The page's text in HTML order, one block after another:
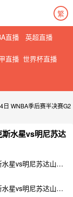
繁
直播 英超直播
直播 世界杯直播
日 WNBA季后赛半决赛G2
水星vs明尼苏达
达山猫 全场录像回放
苏达山猫 第一节 录像